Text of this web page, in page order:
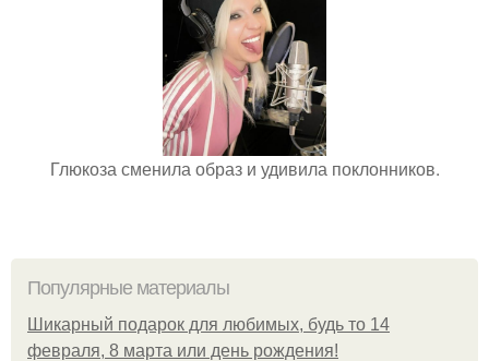
Глюкоза сменила образ и удивила поклонников.
Популярные материалы
Шикарный подарок для любимых, будь то 14
февраля, 8 марта или день рождения!